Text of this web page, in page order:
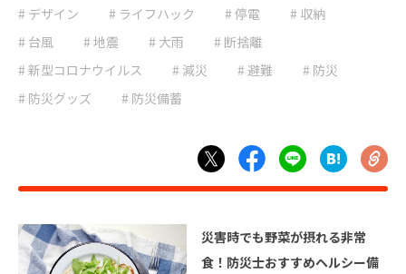
# 地震
# 大雨
# 大雪
# 避難
# デザイン
# ライフハック # 停電
# 収納
# 台風
# 地震 # 大雨
# 断捨離
# 新型コロナウイルス
# 減災 # 避難
# 防災
# 防災グッズ
# 防災備蓄
災害時でも野菜が摂れる非常
食！防災士おすすめヘルシー備